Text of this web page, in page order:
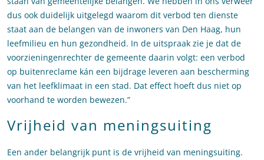
dus ook duidelijk uitgelegd waarom dit verbod ten dienste
staat aan de belangen van de inwoners van Den Haag, hun
leefmilieu en hun gezondheid. In de uitspraak zie je dat de
voorzieningenrechter de gemeente daarin volgt: een verbod
op buitenreclame kán een bijdrage leveren aan bescherming
van het leefklimaat in een stad. Dat effect hoeft dus niet op
voorhand te worden bewezen.”
Vrijheid van meningsuiting
Een ander belangrijk punt is de vrijheid van meningsuiting.